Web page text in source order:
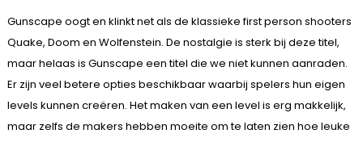
Gunscape oogt en klinkt net als de klassieke first person shooters
Quake, Doom en Wolfenstein. De nostalgie is sterk bij deze titel,
maar helaas is Gunscape een titel die we niet kunnen aanraden.
Er zijn veel betere opties beschikbaar waarbij spelers hun eigen
levels kunnen creëren. Het maken van een level is erg makkelijk,
maar zelfs de makers hebben moeite om te laten zien hoe leuke